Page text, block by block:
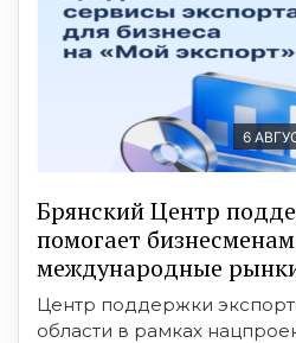
6
Брянский Центр
помогает
международные
Центр поддержки
области в рамках